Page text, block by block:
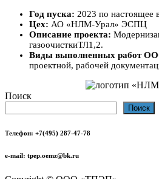
Год пуска: 2023 по настоящее
Цех: АО «НЛМ-Урал» ЭСПЦ
Описание проекта:
газоочисткиТЛ1,2.
Виды выполненных работ
проектной, рабочей
Поиск
Поиск
Телефон: +7(495) 287-47-78
e-mail: tpep.oemz@bk.ru